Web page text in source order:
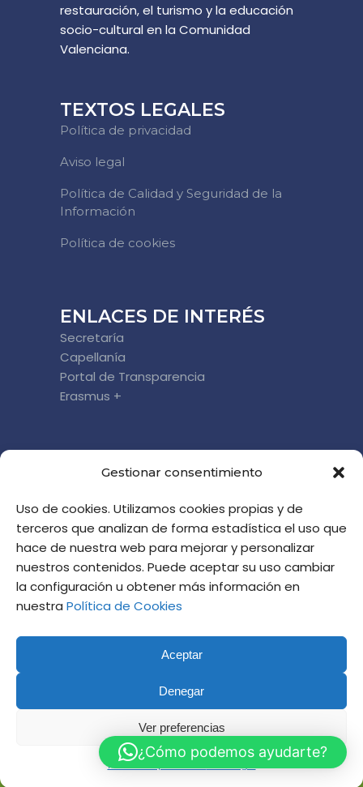
Gestionar consentimiento
Uso de cookies. Utilizamos cookies propias y de
terceros que analizan de forma estadística el uso que
hace de nuestra web para mejorar y personalizar
nuestros contenidos. Puede aceptar su uso cambiar
la configuración u obtener más información en
nuestra Política de Cookies
Aceptar
Denegar
Ver preferencias
Política de privacidad
restauración, el turismo y la educación
socio-cultural en la Comunidad
Valenciana.
TEXTOS LEGALES
Política de privacidad
Aviso legal
Política de Calidad y Seguridad de la
Información
Política de cookies
ENLACES DE INTERÉS
Secretaría
Capellanía
Portal de Transparencia
Erasmus +
DÓNDE ESTAMOS
informacion@altaviana.com
HORARIO DE ATENCIÓN EN JULIO:
Web desarrollada porLolUp Online
Marketing
¿Cómo podemos ayudarte?